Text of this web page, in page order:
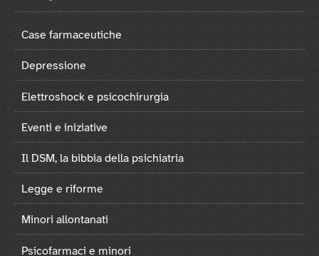
Case farmaceutiche
Depressione
Elettroshock e psicochirurgia
Eventi e iniziative
Il DSM, la bibbia della psichiatria
Legge e riforme
Minori allontanati
Psicofarmaci e minori